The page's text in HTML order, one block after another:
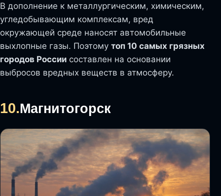
В дополнение к металлургическим, химическим,
угледобывающим комплексам, вред
окружающей среде наносят автомобильные
выхлопные газы. Поэтому топ 10 самых грязных
городов России составлен на основании
выбросов вредных веществ в атмосферу.
10.Магнитогорск